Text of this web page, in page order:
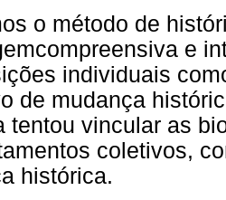
o método de
e
individuais
de mudança
tentou vincular as
coletivos,
histórica.